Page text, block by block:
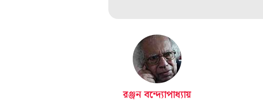
রঞ্জন বন্দ্যোপাধ্যায়